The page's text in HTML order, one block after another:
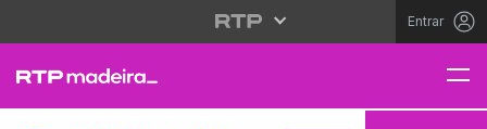
Entrar